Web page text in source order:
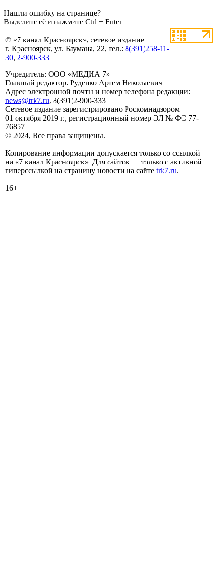
Нашли ошибку на странице?
Выделите её и нажмите Ctrl + Enter
© «7 канал Красноярск», сетевое издание
г. Красноярск, ул. Баумана, 22, тел.: 8(391)258-11-
30, 2-900-333
Учредитель: ООО «МЕДИА 7»
Главный редактор: Руденко Артем Николаевич
Адрес электронной почты и номер телефона редакции:
news@trk7.ru, 8(391)2-900-333
Сетевое издание зарегистрировано Роскомнадзором
01 октября 2019 г., регистрационный номер ЭЛ № ФС 77-
76857
© 2024, Все права защищены.
Копирование информации допускается только со ссылкой
на «7 канал Красноярск». Для сайтов — только с активной
гиперссылкой на страницу новости на сайте trk7.ru.
16+